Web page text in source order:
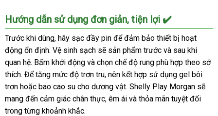
Hướng dẫn sử dụng đơn giản, tiện lợi ✔️
Trước khi dùng, hãy sạc đầy pin để đảm bảo thiết bị hoạt
động ổn định. Vệ sinh sạch sẽ sản phẩm trước và sau khi
quan hệ. Bấm khởi động và chọn chế độ rung phù hợp theo sở
thích. Để tăng mức độ trơn tru, nên kết hợp sử dụng gel bôi
trơn hoặc bao cao su cho dương vật. Shelly Play Morgan sẽ
mang đến cảm giác chân thực, êm ái và thỏa mãn tuyệt đối
trong từng khoảnh khắc.